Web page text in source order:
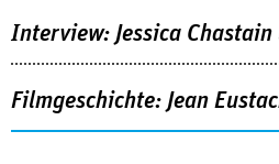
Interview: Jessica
Filmgeschichte: Jean